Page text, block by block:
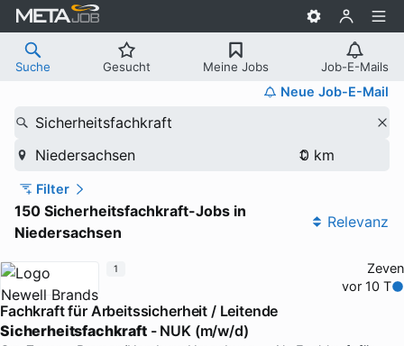
Suche Gesucht Meine Jobs Job-E-Mails
Neue Job-E-Mail
Sicherheitsfachkraft
Niedersachsen
Filter
150 Sicherheitsfachkraft-Jobs in
Niedersachsen
Relevanz
Zeven
vor 10 T
Fachkraft für Arbeitssicherheit / Leitende
Sicherheitsfachkraft- NUK (m/w/d)
1